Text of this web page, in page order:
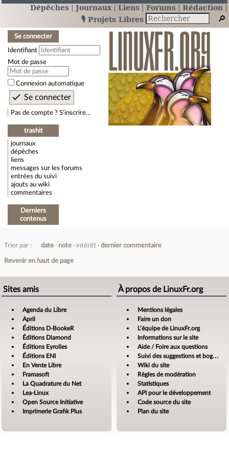
Dépêches Journaux Liens Forums
Rédaction
🎙️ Projets Libres
Se connecter
Identifiant
Mot de passe
Connexion automatique
Pas de compte ? S’inscrire…
trashit
journaux
dépêches
liens
messages sur les forums
entrées du suivi
ajouts au wiki
commentaires
Derniers
contenus
Trier par : date note intérêt dernier commentaire
Revenir en haut de page
Sites amis
Agenda du Libre
April
Éditions D-BookeR
Éditions Diamond
Éditions Eyrolles
Éditions ENI
En Vente Libre
Framasoft
La Quadrature du Net
Lea-Linux
Open Source Initiative
Imprimerie Grafik Plus
À propos de LinuxFr.org
Mentions légales
Faire un don
L’équipe de LinuxFr.org
Informations sur le site
Aide / Foire aux questions
Suivi des suggestions et bogues
Wiki du site
Règles de modération
Statistiques
API pour le développement
Code source du site
Plan du site